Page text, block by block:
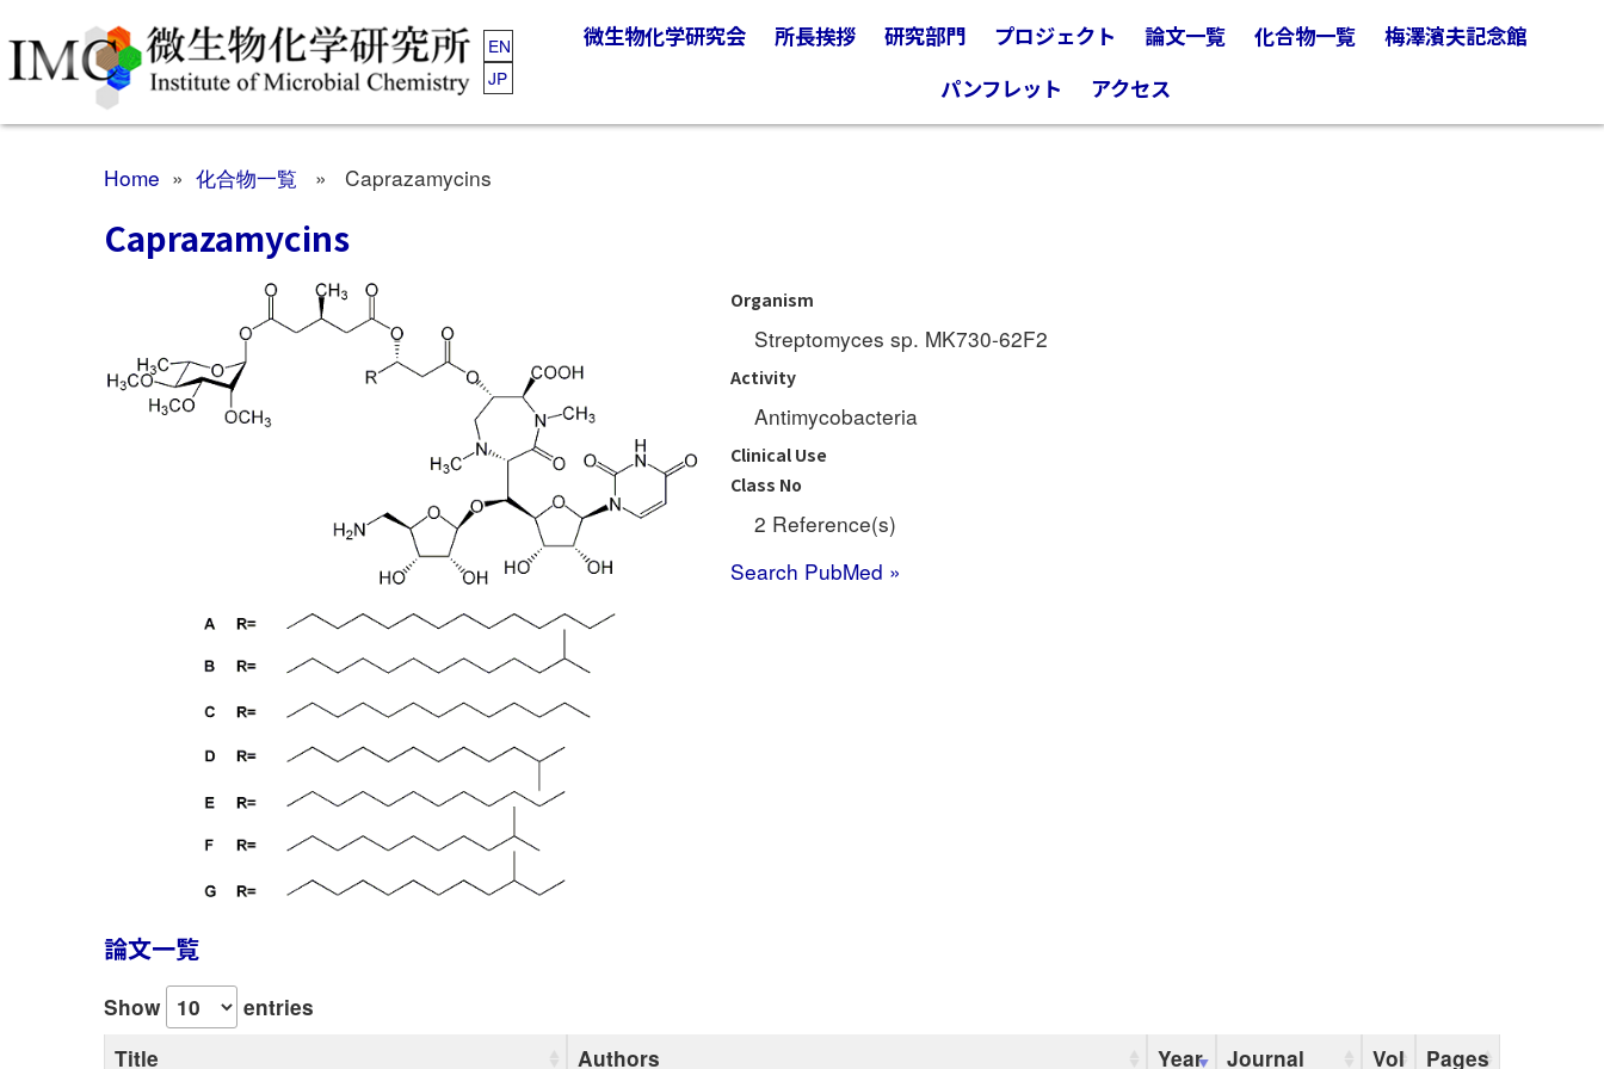
EN
JP
微生物化学研究会 所長挨拶 研究部門 プロジェクト 論文一覧 化合物一覧
梅澤濱夫記念館
パンフレット
アクセス
Home » 化合物一覧 » Caprazamycins
Caprazamycins
Organism
Streptomyces sp. MK730-62F2
Activity
Antimycobacteria
Clinical Use
Class No
2 Reference(s)
Search PubMed »
論文一覧
Show
entries
Title
Authors Year Journal Vol Pages